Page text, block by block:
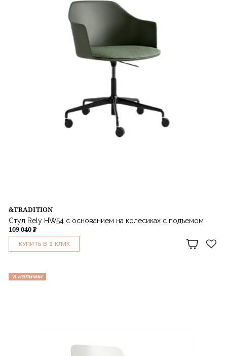
&TRADITION
Стул Rely HW54 c основанием на колесиках с подъемом
109 040 ₽
КУПИТЬ В 1 КЛИК
в наличии